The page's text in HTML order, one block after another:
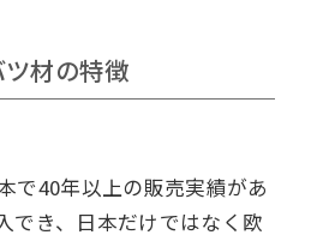
材の特徴
で40年以上の販売実績があ
でき、日本だけではなく欧